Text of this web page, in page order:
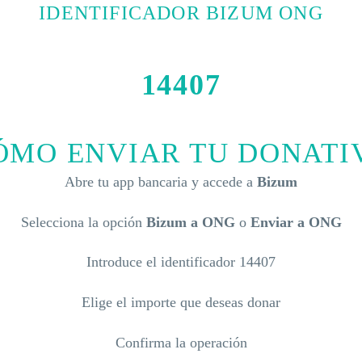
IDENTIFICADOR BIZUM ONG
14407
ENVIAR TU
Abre tu app bancaria y accede a Bizum
Selecciona la opción Bizum a ONGo Enviar a ONG
Introduce el identificador 14407
Elige el importe que deseas donar
Confirma la operación